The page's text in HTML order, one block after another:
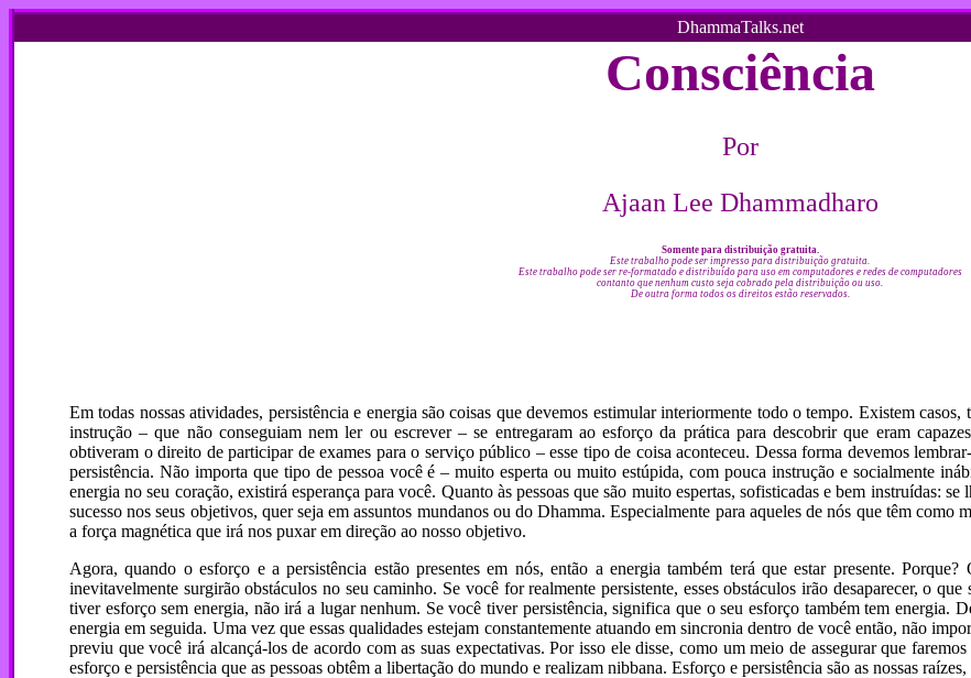
DhammaTalks.net
Consciência
Por
Ajaan Lee Dhammadharo
Somente para distribuição gratuita.
Este trabalho pode ser impresso para distribuição gratuita.
Este trabalho pode ser re-formatado e distribuído para uso em computadores e redes de computadores
contanto que nenhum custo seja cobrado pela distribuição ou uso.
De outra forma todos os direitos estão reservados.
Em todas nossas atividades, persistência e energia são coisas que devemos estimular interiormente todo o tempo. Existem
instrução – que não conseguiam nem ler ou escrever – se entregaram ao esforço da prática para descobrir que eram
obtiveram o direito de participar de exames para o serviço público – esse tipo de coisa aconteceu. Dessa forma devemos
persistência. Não importa que tipo de pessoa você é – muito esperta ou muito estúpida, com pouca instrução e socialmente
energia no seu coração, existirá esperança para você. Quanto às pessoas que são muito espertas, sofisticadas e bem instruídas:
sucesso nos seus objetivos, quer seja em assuntos mundanos ou do Dhamma. Especialmente para aqueles de nós que têm como
a força magnética que irá nos puxar em direção ao nosso objetivo.
Agora, quando o esforço e a persistência estão presentes em nós, então a energia também terá que estar presente.
inevitavelmente surgirão obstáculos no seu caminho. Se você for realmente persistente, esses obstáculos irão desaparecer, o
tiver esforço sem energia, não irá a lugar nenhum. Se você tiver persistência, significa que o seu esforço também tem energia.
energia em seguida. Uma vez que essas qualidades estejam constantemente atuando em sincronia dentro de você então, não
previu que você irá alcançá-los de acordo com as suas expectativas. Por isso ele disse, como um meio de assegurar que
esforço e persistência que as pessoas obtêm a libertação do mundo e realizam nibbana. Esforço e persistência são as nossas